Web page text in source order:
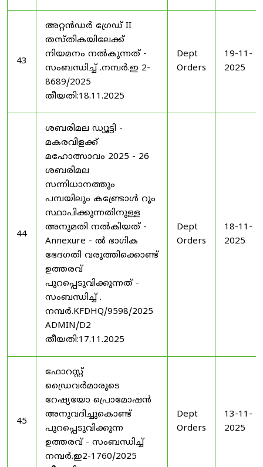
43
അറ്റൻഡർ ഗ്രേഡ് II
തസ്തികയിലേക്ക്
നിയമനം നൽകുന്നത് -
സംബന്ധിച്ച് .നമ്പർ.ഇ 2-
8689/2025
തീയതി:18.11.2025
Dept
Orders
19-11-
2025
44
ശബരിമല ഡ്യൂട്ടി -
മകരവിളക്ക്
മഹോത്സാവം 2025 - 26
ശബരിമല
സന്നിധാനത്തും
പമ്പയിലും കണ്ട്രോൾ റൂം
സ്ഥാപിക്കുന്നതിനുള്ള
അനുമതി നൽകിയത് -
Annexure - ൽ ഭാഗിക
ഭേദഗതി വരുത്തിക്കൊണ്ട്
ഉത്തരവ്
പുറപ്പെടുവിക്കുന്നത് -
സംബന്ധിച്ച് .
നമ്പർ.KFDHQ/9598/2025
ADMIN/D2
തീയതി:17.11.2025
Dept
Orders
18-11-
2025
45
ഫോറസ്റ്റ്
ഡ്രൈവർമാരുടെ
റേഷ്യയോ പ്രൊമോഷൻ
അനുവദിച്ചുകൊണ്ട്
പുറപ്പെടുവിക്കുന്ന
ഉത്തരവ് - സംബന്ധിച്ച്
നമ്പർ.ഇ2-1760/2025
Dept
Orders
13-11-
2025